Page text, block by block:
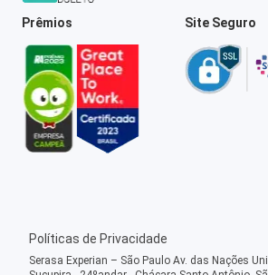
Prêmios Site Seguro
Políticas de Privacidade
Serasa Experian – São Paulo Av. das Nações